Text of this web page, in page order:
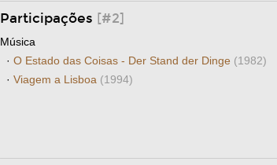
Participações [#2]
Música
· O Estado das Coisas - Der Stand der Dinge (1982)
· Viagem a Lisboa (1994)